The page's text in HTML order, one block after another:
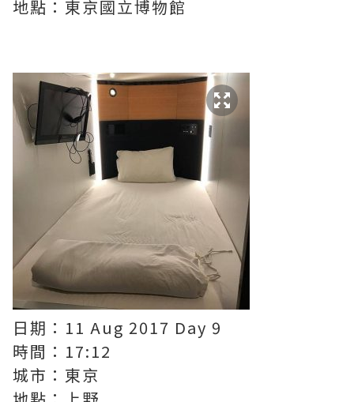
地點：東京國立博物館
日期：11 Aug 2017 Day 9
時間：17:12
城市：東京